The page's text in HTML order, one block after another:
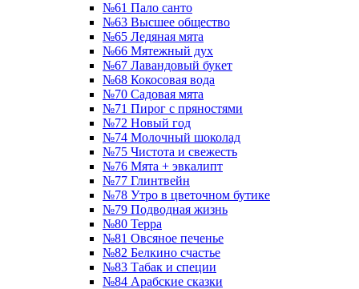
№61 Пало санто
№63 Высшее общество
№65 Ледяная мята
№66 Мятежный дух
№67 Лавандовый букет
№68 Кокосовая вода
№70 Садовая мята
№71 Пирог с пряностями
№72 Новый год
№74 Молочный шоколад
№75 Чистота и свежесть
№76 Мята + эвкалипт
№77 Глинтвейн
№78 Утро в цветочном бутике
№79 Подводная жизнь
№80 Терра
№81 Овсяное печенье
№82 Белкино счастье
№83 Табак и специи
№84 Арабские сказки